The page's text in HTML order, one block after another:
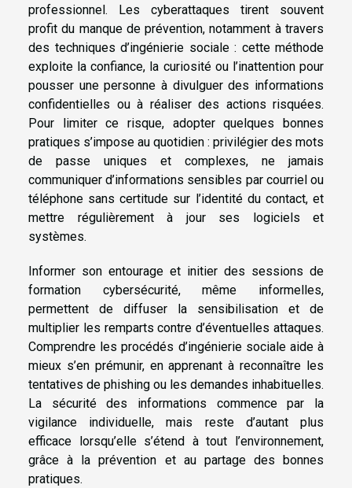
professionnel. Les cyberattaques tirent souvent
profit du manque de prévention, notamment à travers
des techniques d’ingénierie sociale : cette méthode
exploite la confiance, la curiosité ou l’inattention pour
pousser une personne à divulguer des informations
confidentielles ou à réaliser des actions risquées.
Pour limiter ce risque, adopter quelques bonnes
pratiques s’impose au quotidien : privilégier des mots
de passe uniques et complexes, ne jamais
communiquer d’informations sensibles par courriel ou
téléphone sans certitude sur l’identité du contact, et
mettre régulièrement à jour ses logiciels et
systèmes.
Informer son entourage et initier des sessions de
formation cybersécurité, même informelles,
permettent de diffuser la sensibilisation et de
multiplier les remparts contre d’éventuelles attaques.
Comprendre les procédés d’ingénierie sociale aide à
mieux s’en prémunir, en apprenant à reconnaître les
tentatives de phishing ou les demandes inhabituelles.
La sécurité des informations commence par la
vigilance individuelle, mais reste d’autant plus
efficace lorsqu’elle s’étend à tout l’environnement,
grâce à la prévention et au partage des bonnes
pratiques.